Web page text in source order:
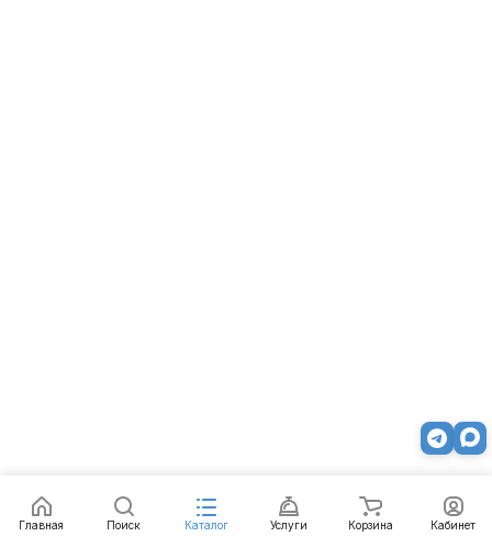
Главная Поиск Каталог Услуги Корзина Кабинет